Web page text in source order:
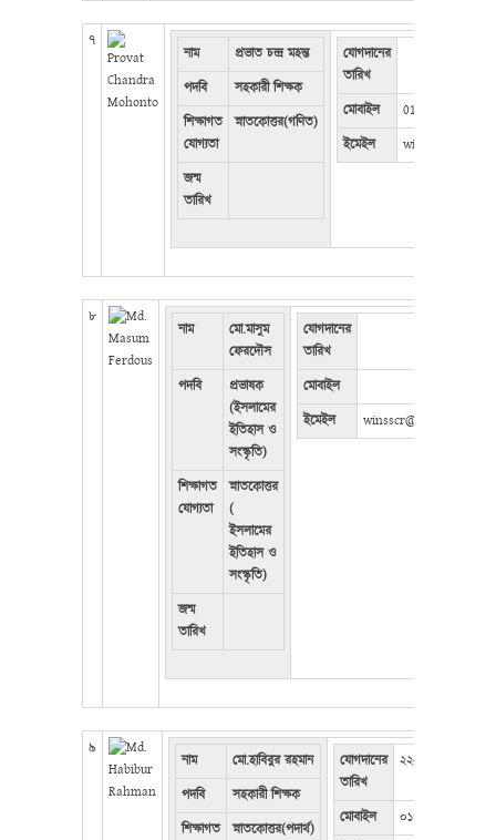
৭
নাম
প্রভাত চন্দ্র মহন্ত
পদবি
সহকারী শিক্ষক
শিক্ষাগত
যোগ্যতা
স্নাতকোত্তর(গণিত)
জন্ম
তারিখ
যোগদানের
তারিখ
মোবাইল
01908555111
ইমেইল
৮
নাম
মো.মাসুম
ফেরদৌস
পদবি
প্রভাষক
(ইসলামের
ইতিহাস ও
সংস্কৃতি)
শিক্ষাগত
যোগ্যতা
স্নাতকোত্তর
(
ইসলামের
ইতিহাস ও
সংস্কৃতি)
জন্ম
তারিখ
যোগদানের
তারিখ
মোবাইল
ইমেইল
winsscr@gmail.com
৯
নাম
মো.হাবিবুর রহমান
পদবি
সহকারী শিক্ষক
শিক্ষাগত
স্নাতকোত্তর(পদার্থ)
যোগদানের
তারিখ
২২-১০-২০২২
মোবাইল
০১৭৯৬৯৫২৫৫৭